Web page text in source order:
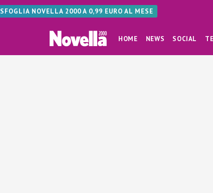
SFOGLIA NOVELLA 2000 A 0,99 EURO AL MESE
HOME NEWS SOCIAL